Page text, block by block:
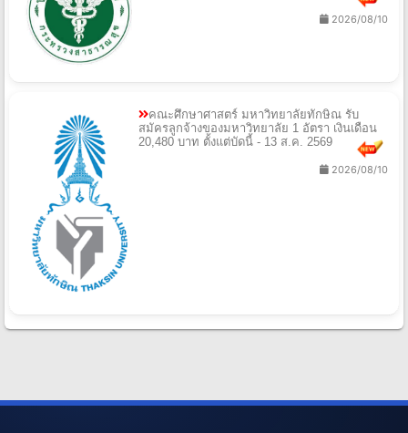
2026/08/10
คณะศึกษาศาสตร์ มหาวิทยาลัยทักษิณ รับ
สมัครลูกจ้างของมหาวิทยาลัย 1 อัตรา เงินเดือน
20,480 บาท ตั้งแต่บัดนี้ - 13 ส.ค. 2569
2026/08/10